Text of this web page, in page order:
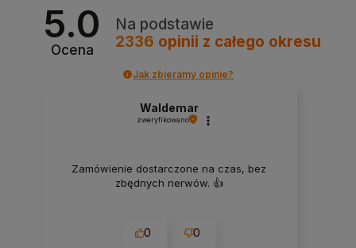
5.0
Ocena
Na podstawie
2336 opinii z całego okresu
Jak zbieramy opinie?
Waldemar
zweryfikowano
Zamówienie dostarczone na czas, bez
zbędnych nerwów. 👍️
0 0